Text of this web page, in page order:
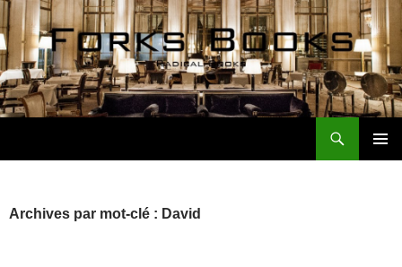
Aller
au
contenu
Archives par mot-clé : David